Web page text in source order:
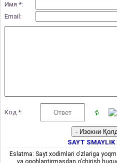
Имя *:
Email:
Код *:
SAYT SMAYLIK
Eslatma: Sayt xodimlari o'zlariga
va ogohlantirmasdan o'chirish